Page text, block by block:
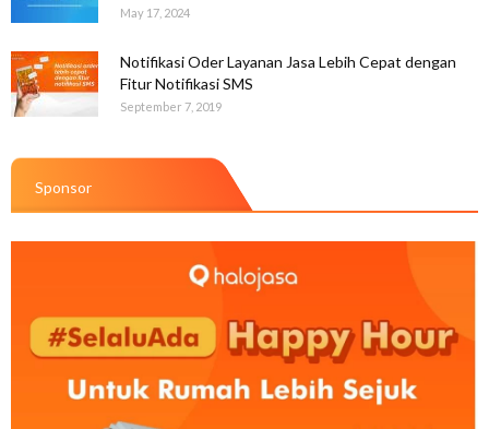
May 17, 2024
Notifikasi Oder Layanan Jasa Lebih Cepat dengan
Fitur Notifikasi SMS
September 7, 2019
Sponsor